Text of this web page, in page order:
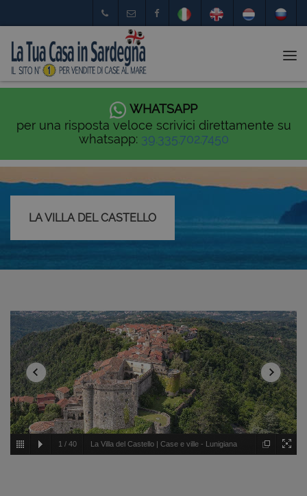
WHATSAPP
per una risposta veloce scrivici direttamente su
whatsapp: 39.335.702.7450
LA VILLA DEL CASTELLO
1 / 40 La Villa del Castello | Case e ville - Lunigiana